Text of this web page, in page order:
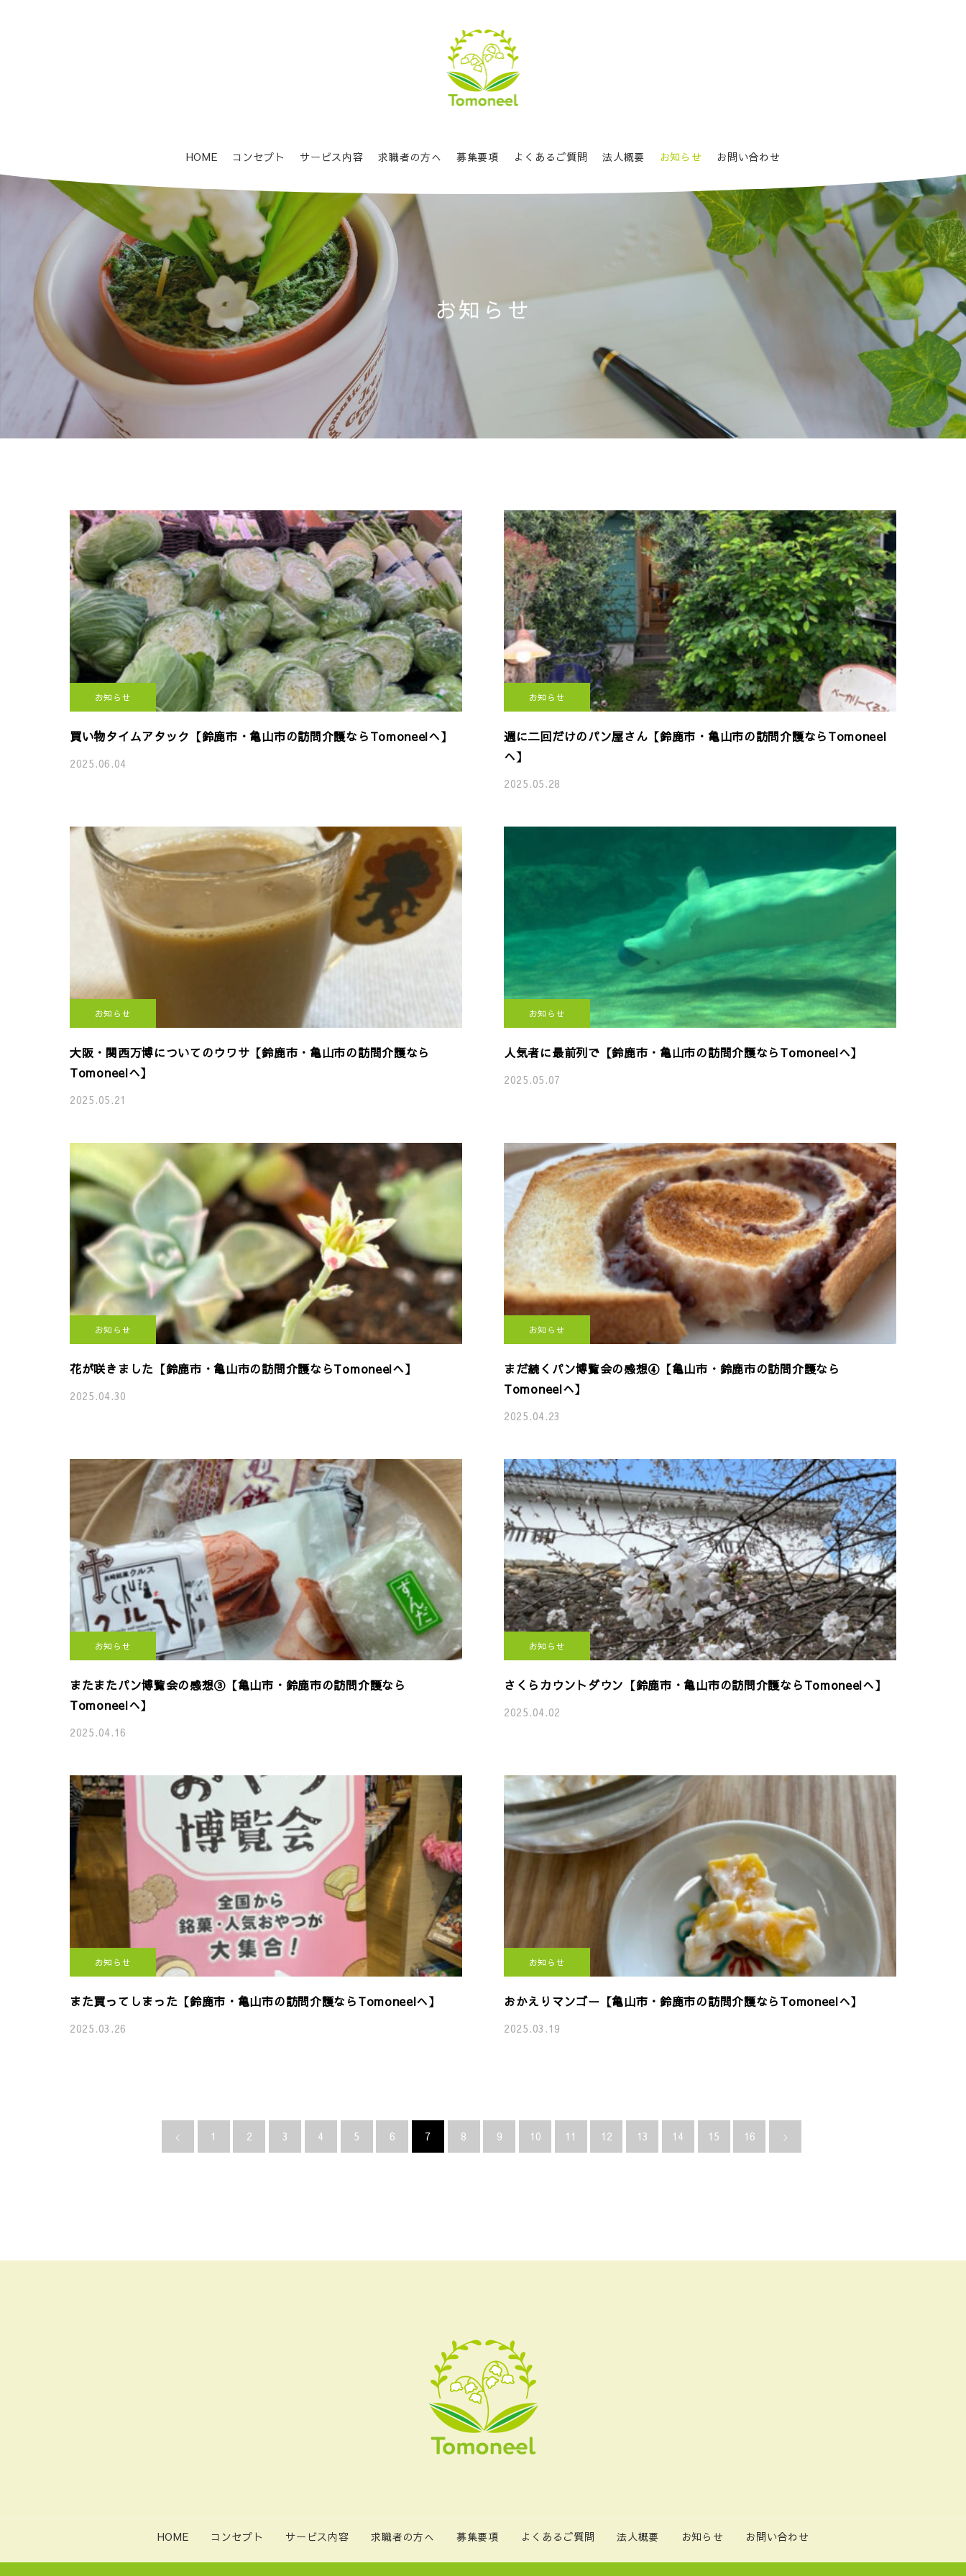
HOME コンセプト サービス内容 求職者の方へ 募集要項 よくあるご質問 法人概要 お知らせ お問い合わせ
お知らせ
お知らせ
買い物タイムアタック【鈴鹿市・亀山市の訪問介護ならTomoneelへ】
2025.06.04
お知らせ
週に二回だけのパン屋さん【鈴鹿市・亀山市の訪問介護ならTomoneel
へ】
2025.05.28
お知らせ
大阪・関西万博についてのウワサ【鈴鹿市・亀山市の訪問介護なら
Tomoneelへ】
2025.05.21
お知らせ
人気者に最前列で【鈴鹿市・亀山市の訪問介護ならTomoneelへ】
2025.05.07
お知らせ
花が咲きました【鈴鹿市・亀山市の訪問介護ならTomoneelへ】
2025.04.30
お知らせ
まだ続くパン博覧会の感想④【亀山市・鈴鹿市の訪問介護なら
Tomoneelへ】
2025.04.23
お知らせ
またまたパン博覧会の感想③【亀山市・鈴鹿市の訪問介護なら
Tomoneelへ】
2025.04.16
お知らせ
さくらカウントダウン【鈴鹿市・亀山市の訪問介護ならTomoneelへ】
2025.04.02
お知らせ
また買ってしまった【鈴鹿市・亀山市の訪問介護ならTomoneelへ】
2025.03.26
お知らせ
おかえりマンゴー【亀山市・鈴鹿市の訪問介護ならTomoneelへ】
2025.03.19
1 2 3 4 5 6 7 8 9 10 11 12 13 14 15 16
HOME コンセプト サービス内容 求職者の方へ 募集要項 よくあるご質問 法人概要 お知らせ お問い合わせ